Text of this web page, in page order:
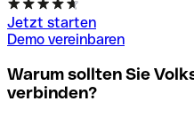
Jetzt starten
Demo vereinbaren
Warum sollten Sie
verbinden?